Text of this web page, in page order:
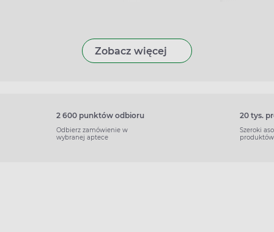
Zobacz więcej
2 600 punktów odbioru
Odbierz zamówienie w
wybranej aptece
20 tys.
Szeroki
produktów